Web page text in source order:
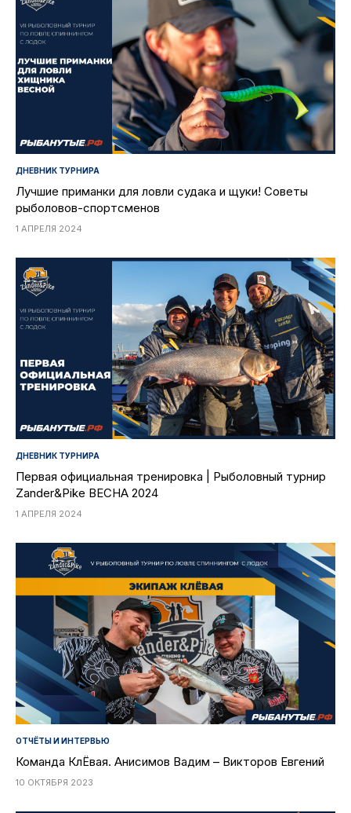
ДНЕВНИК ТУРНИРА
Лучшие приманки для ловли судака и щуки! Советы
рыболовов-спортсменов
1 АПРЕЛЯ 2024
ДНЕВНИК ТУРНИРА
Первая официальная тренировка | Рыболовный турнир
Zander&Pike ВЕСНА 2024
1 АПРЕЛЯ 2024
ОТЧЁТЫ И ИНТЕРВЬЮ
Команда КлЁвая. Анисимов Вадим – Викторов Евгений
10 ОКТЯБРЯ 2023